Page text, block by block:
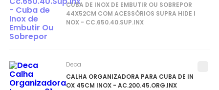
CUBA DE INOX DE EMBUTIR OU SOBREPOR
44X52CM COM ACESSÓRIOS SUPRA HIDE I
NOX - CC.650.40.SUP.INX
CALHA ORGANIZADORA PARA CUBA DE IN
OX 45CM INOX - AC.200.45.ORG.INX
Deca